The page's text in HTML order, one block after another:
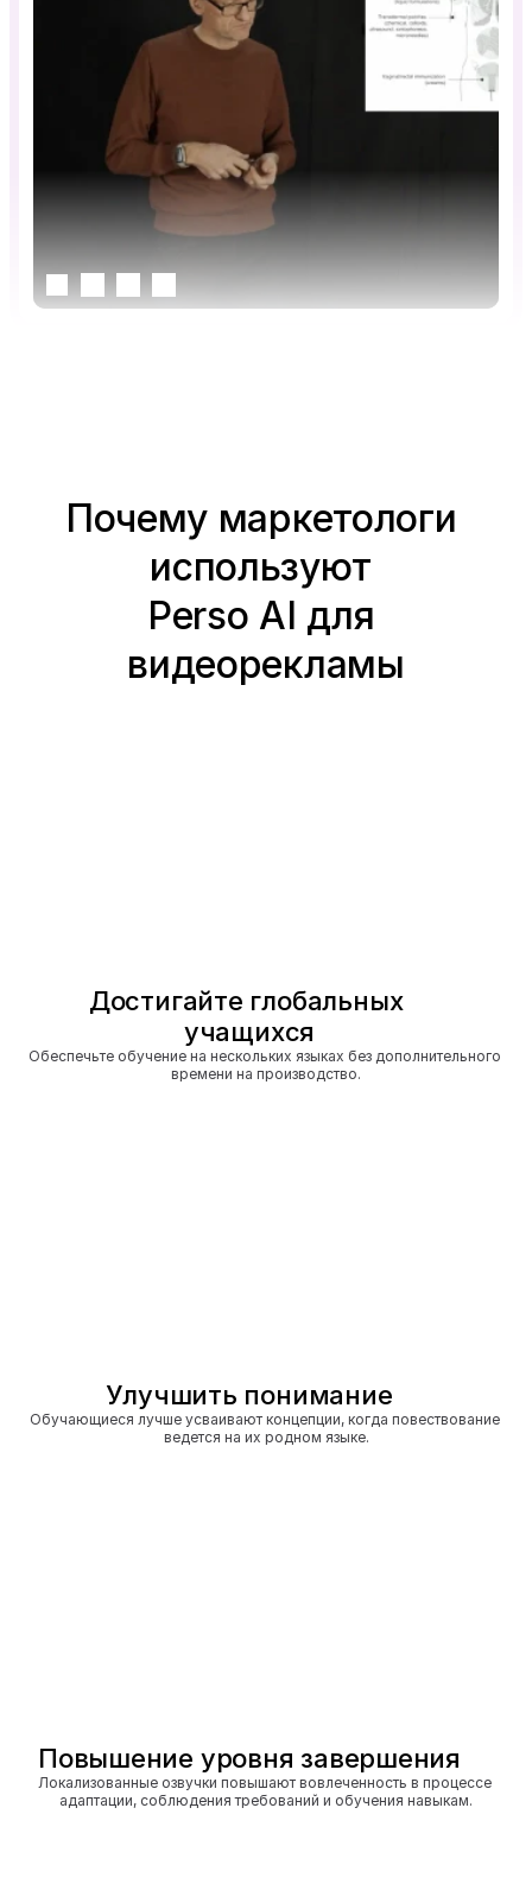
Почему маркетологи
используют
Perso AI для
видеорекламы
Достигайте глобальных
учащихся
Обеспечьте обучение на нескольких языках без дополнительного
времени на производство.
Улучшить понимание
Обучающиеся лучше усваивают концепции, когда повествование
ведется на их родном языке.
Повышение уровня завершения
Локализованные озвучки повышают вовлеченность в процессе
адаптации, соблюдения требований и обучения навыкам.